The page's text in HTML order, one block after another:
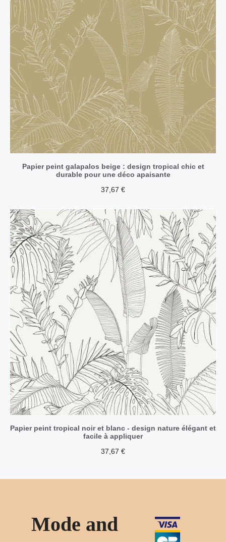
Papier peint galapalos beige : design tropical chic et
durable pour une déco apaisante
37,67 €
Papier peint tropical noir et blanc - design nature élégant et
facile à appliquer
37,67 €
Mode and